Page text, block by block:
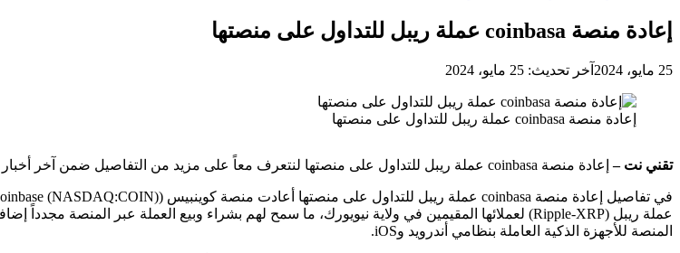
إعادة منصة coinbasa عملة ريبل للتداول على منصتها
25 مايو، 2024 آخر تحديث: 25 مايو، 2024
إعادة منصة coinbasa عملة ريبل للتداول على منصتها
تقني نت –إعادة منصة coinbasa عملة ريبل للتداول على منصتها لنتعرف معاً على مزيد من التفاصيل ضمن آخر أخبار العملات الرقمية.
المنصة للأجهزة الذكية العاملة بنظامي أندرويد وiOS.